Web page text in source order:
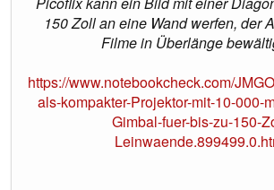
150 Zoll an eine Wand werfen, der
Filme in Überlänge
https://www.notebookcheck.com/
als-kompakter-Projektor-mit-10-000-
Gimbal-fuer-bis-zu-150-